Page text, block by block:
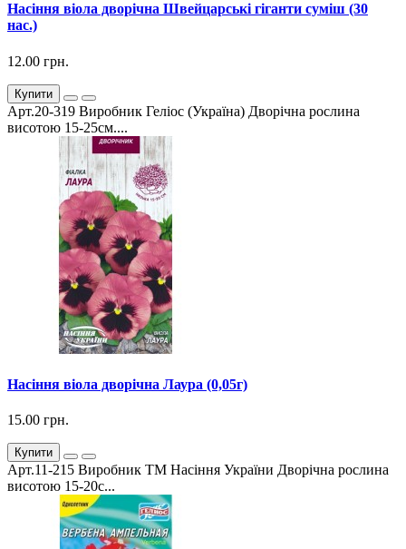
Насіння віола дворічна Швейцарські гіганти суміш (30
нас.)
12.00 грн.
Купити
Арт.20-319 Виробник Геліос (Україна) Дворічна рослина
висотою 15-25см....
Насіння віола дворічна Лаура (0,05г)
15.00 грн.
Купити
Арт.11-215 Виробник ТМ Насіння України Дворічна рослина
висотою 15-20с...